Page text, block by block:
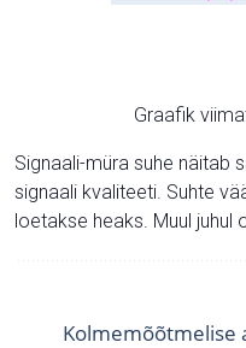
Graafik
Signaali-müra suhe näitab
signaali kvaliteeti. Suhte
loetakse heaks. Muul juhul
Kolmemõõtmelise